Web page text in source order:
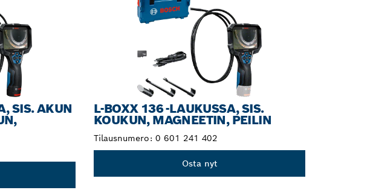
SIS. AKUN L-BOXX 136 -LAUKUSSA, SIS.
KOUKUN, MAGNEETIN, PEILIN
Tilausnumero: 0 601 241 402
Osta nyt